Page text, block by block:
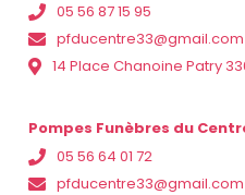
05 56 87 15 95
pfducentre33@gmail.com
14 Place Chanoine Patry
Pompes Funèbres du
05 56 64 01 72
pfducentre33@gmail.com